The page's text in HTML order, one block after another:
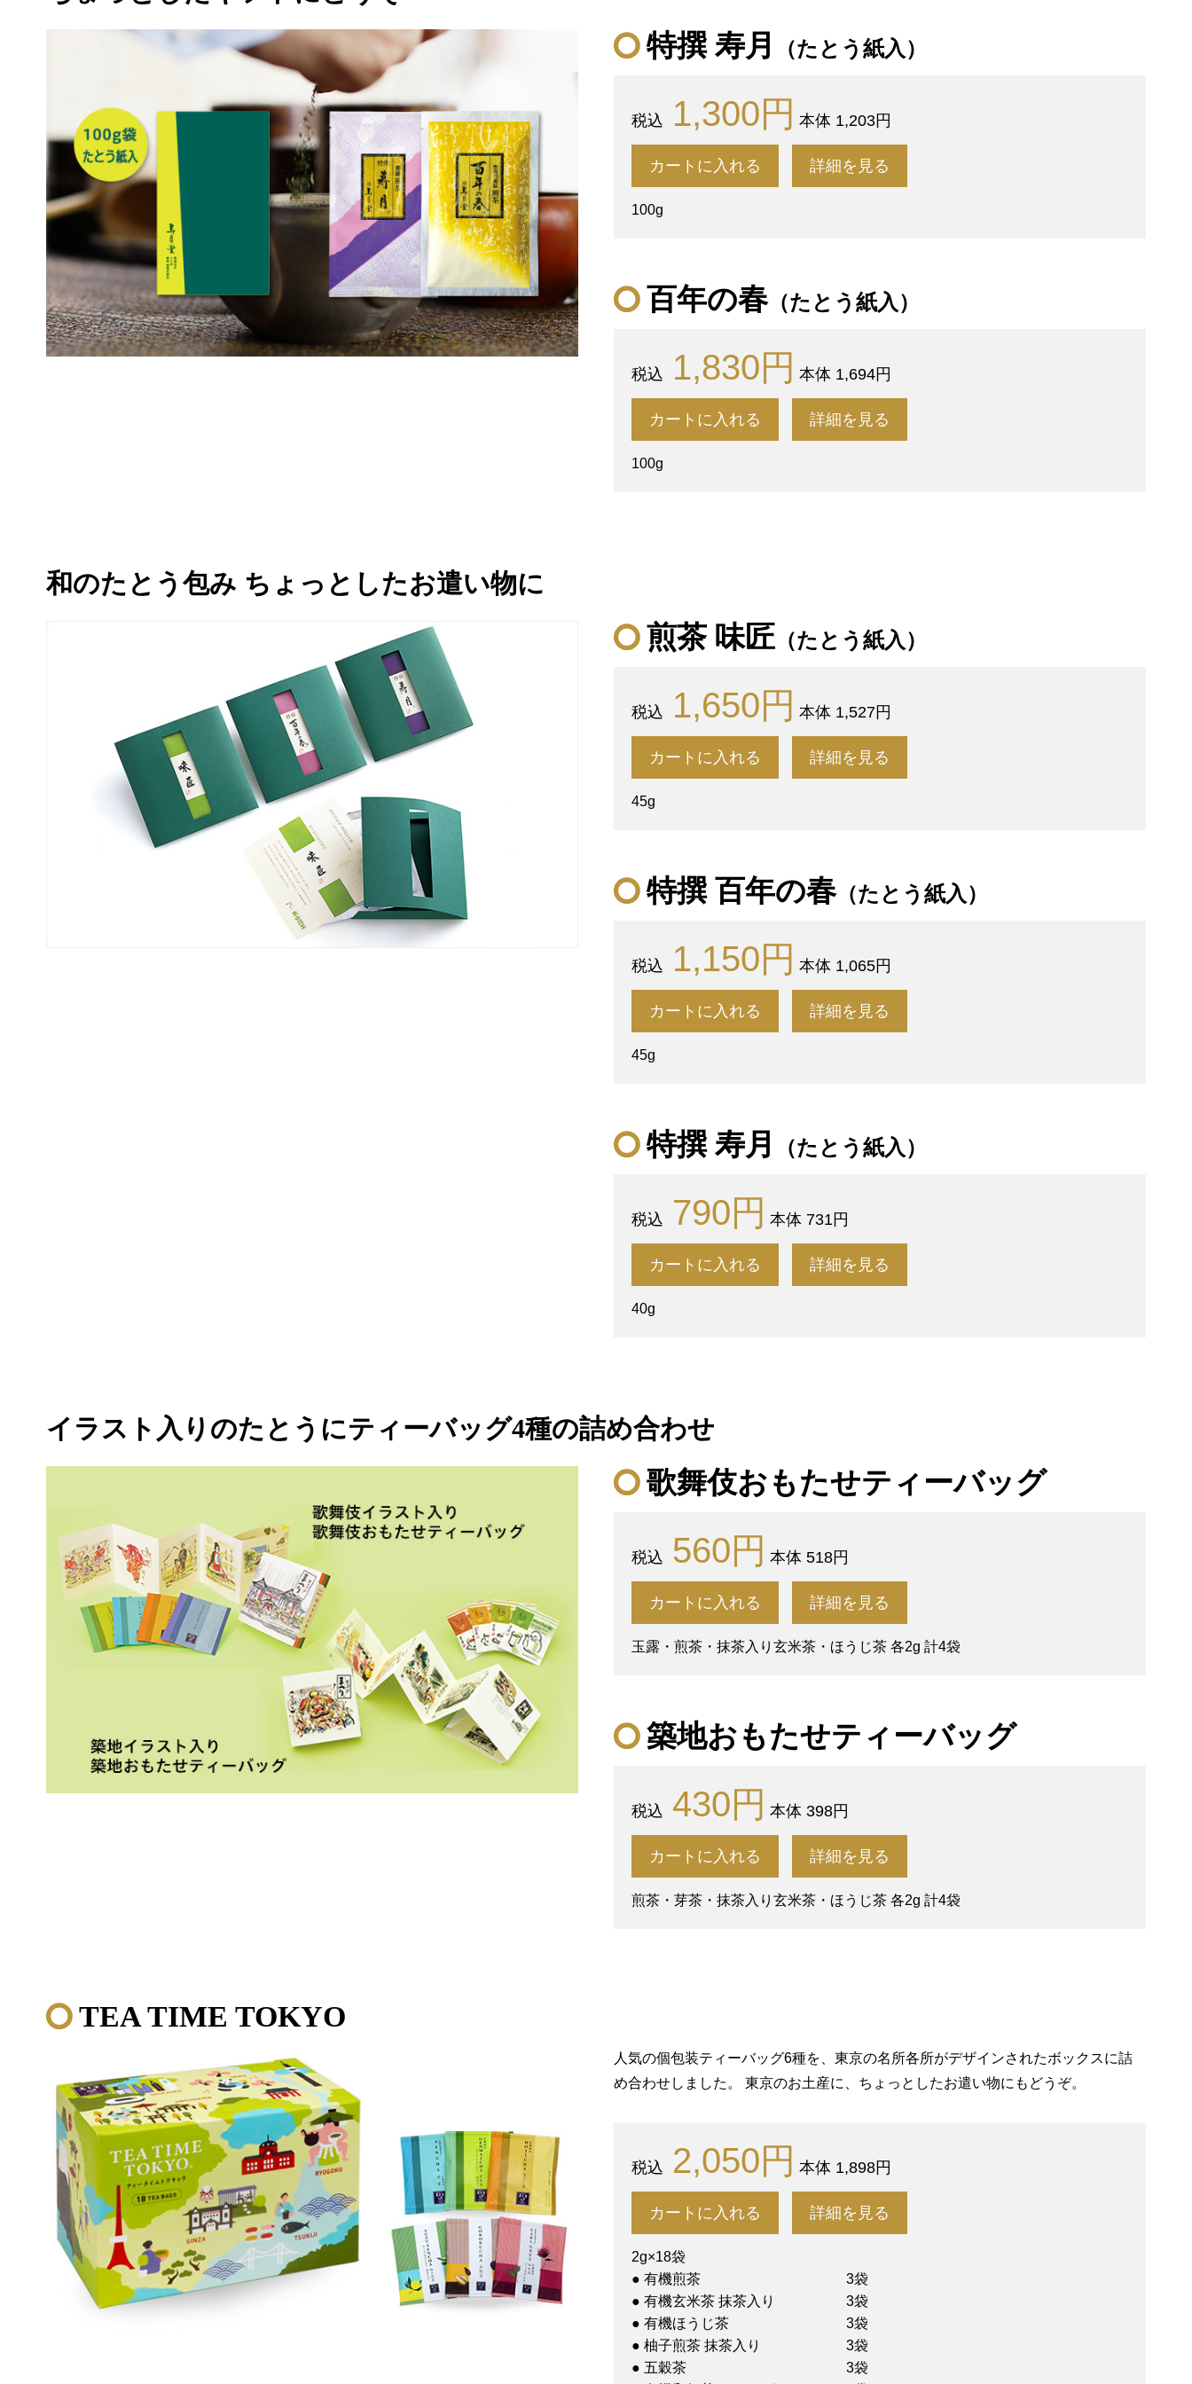
特撰 寿月 （たとう紙入）
1,300円 本体 1,203円
カートに入れる 詳細を見る
100g
百年の春（たとう紙入）
1,830円 本体 1,694円
カートに入れる 詳細を見る
100g
和のたとう包み ちょっとしたお遣い物に
煎茶 味匠 （たとう紙入）
1,650円 本体 1,527円
カートに入れる 詳細を見る
45g
特撰 百年の春（たとう紙入）
1,150円 本体 1,065円
カートに入れる 詳細を見る
45g
特撰 寿月 （たとう紙入）
790円 本体 731円
カートに入れる 詳細を見る
40g
イラスト入りのたとうにティーバッグ4種の詰め合わせ
歌舞伎おもたせティーバッグ
560円 本体 518円
カートに入れる 詳細を見る
玉露・煎茶・抹茶入り玄米茶・ほうじ茶 各2g 計4袋
築地おもたせティーバッグ
430円 本体 398円
カートに入れる 詳細を見る
煎茶・芽茶・抹茶入り玄米茶・ほうじ茶 各2g 計4袋
TEA TIME TOKYO
人気の個包装ティーバッグ6種を、東京の名所各所がデザインされたボックスに詰
め合わせしました。 東京のお土産に、ちょっとしたお遣い物にもどうぞ。
2,050円 本体 1,898円
カートに入れる 詳細を見る
2g×18袋
● 有機煎茶
3袋
● 有機玄米茶 抹茶入り
3袋
● 有機ほうじ茶
3袋
● 柚子煎茶 抹茶入り
3袋
● 五穀茶
3袋